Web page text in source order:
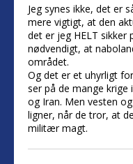
Jeg synes ikke, det er
mere vigtigt, at den
det er jeg HELT sikker
nødvendigt, at
området.
Og det er et uhyrligt
ser på de mange
og Iran. Men vesten
ligner, når de tror, at
militær magt.